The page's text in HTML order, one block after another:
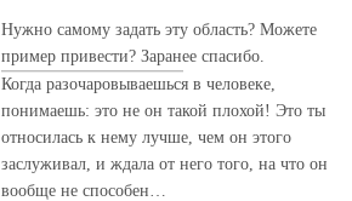
Нужно самому задать эту область? Можете
пример привести? Заранее спасибо.
Когда разочаровываешься в человеке,
понимаешь: это не он такой плохой! Это ты
относилась к нему лучше, чем он этого
заслуживал, и ждала от него того, на что он
вообще не способен…